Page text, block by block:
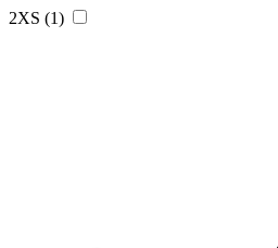
2XS (1)